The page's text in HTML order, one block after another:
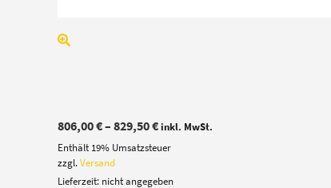
806,00€– 829,50€Preisspanne:
bis
inkl. MwSt.
Enthält 19% Umsatzsteuer
zzgl.Versand
Lieferzeit: nicht angegeben